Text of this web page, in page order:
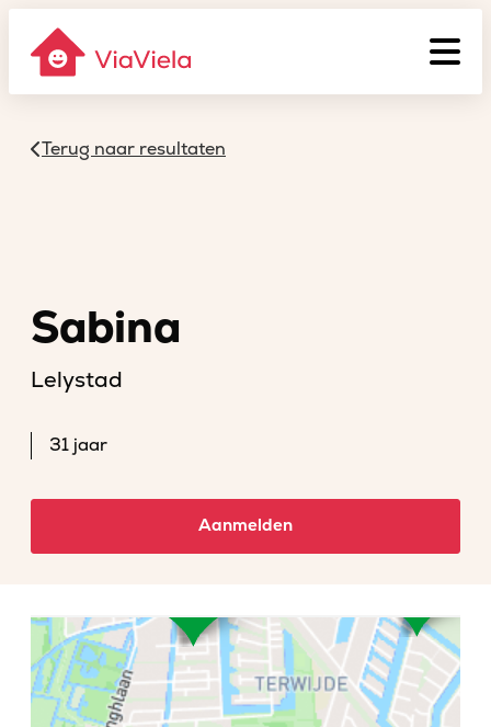
Terug naar resultaten
Sabina
Lelystad
31 jaar
Aanmelden